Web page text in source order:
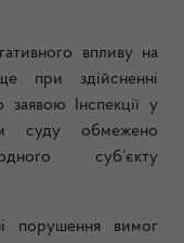
впливу на
при здійсненні
заявою Інспекції у
суду обмежено
суб’єкту
вимог